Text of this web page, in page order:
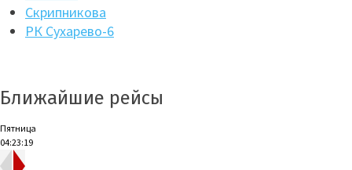
Скрипникова
РК Сухарево-6
Ближайшие рейсы
Пятница
04:23:20